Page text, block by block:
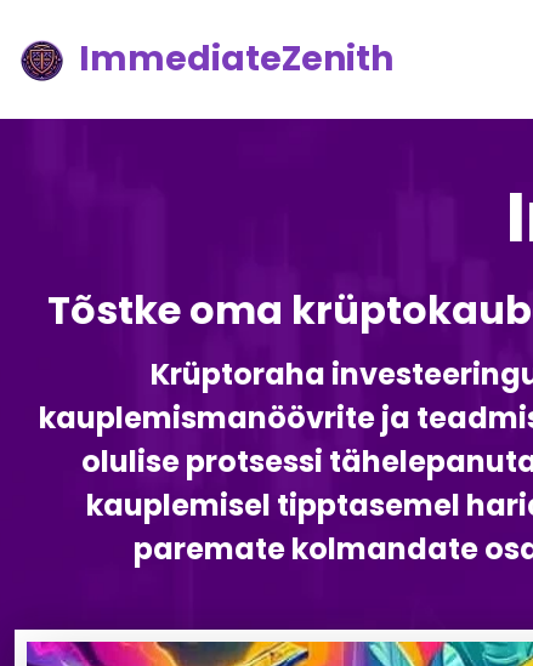
ImmediateZenith
Tõstke oma
Krüptoraha
kauplemismanöövrite ja
olulise protsessi
kauplemisel tipptasemel
paremate kolmandate